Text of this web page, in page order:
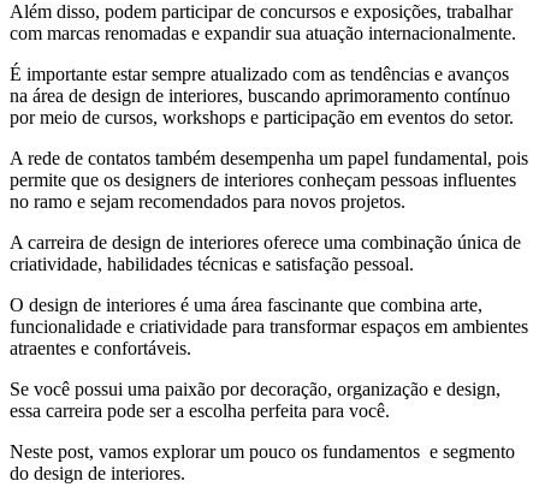
Além disso, podem participar de concursos e exposições, trabalhar
com marcas renomadas e expandir sua atuação internacionalmente.
É importante estar sempre atualizado com as tendências e avanços
na área de design de interiores, buscando aprimoramento contínuo
por meio de cursos, workshops e participação em eventos do setor.
A rede de contatos também desempenha um papel fundamental, pois
permite que os designers de interiores conheçam pessoas influentes
no ramo e sejam recomendados para novos projetos.
A carreira de design de interiores oferece uma combinação única de
criatividade, habilidades técnicas e satisfação pessoal.
O design de interiores é uma área fascinante que combina arte,
funcionalidade e criatividade para transformar espaços em ambientes
atraentes e confortáveis.
Se você possui uma paixão por decoração, organização e design,
essa carreira pode ser a escolha perfeita para você.
Neste post, vamos explorar um pouco os fundamentos e segmento
do design de interiores.